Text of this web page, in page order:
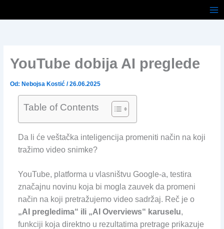
YouTube dobija AI preglede
Od: Nebojsa Kostić /26.06.2025
Table of Contents
Da li će veštačka inteligencija promeniti način na koji
tražimo video snimke?
YouTube, platforma u vlasništvu Google-a, testira
značajnu novinu koja bi mogla zauvek da promeni
način na koji pretražujemo video sadržaj. Reč je o
„AI pregledima“ ili „AI Overviews“ karuselu,
funkciji koja direktno u rezultatima pretrage prikazuje